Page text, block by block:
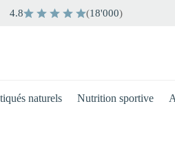
4.8 (18'000)
naturels Nutrition sportive